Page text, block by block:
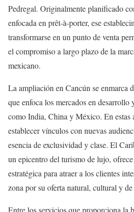
Pedregal. Originalmente planificado
enfocada en prêt-à-porter, ese
transformarse en un punto de venta
el compromiso a largo plazo de la
mexicano.
La ampliación en Cancún se enmarca
que enfoca los mercados en desarrollo
como India, China y México. En estas
establecer vínculos con nuevas
esencia de exclusividad y clase. El
un epicentro del turismo de lujo,
estratégica para atraer a los clientes
zona por su oferta natural, cultural y
Entre los servicios que proporciona la